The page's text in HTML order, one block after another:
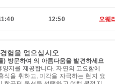
12:50 오웨
험을 얻으십시오
방문하여 의 아름다움을 발견하세요
지를 제공합니다. 자연의 고요함에
식을 취하고, 미각을 자극하는 현지 요